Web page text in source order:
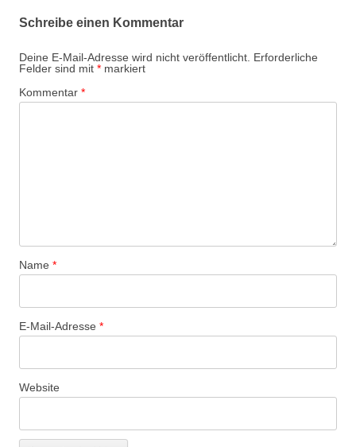
Schreibe einen Kommentar
Deine E-Mail-Adresse wird nicht veröffentlicht. Erforderliche
Felder sind mit * markiert
Kommentar *
Name *
E-Mail-Adresse *
Website